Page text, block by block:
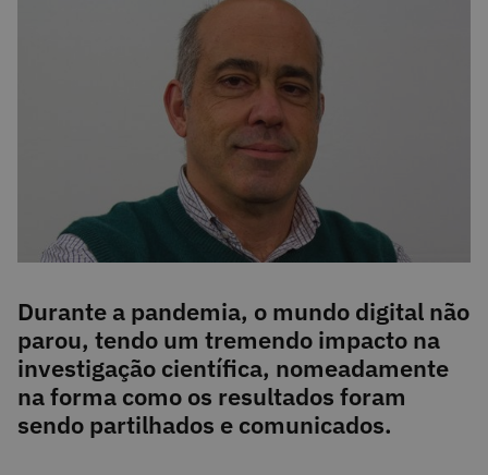
Durante a pandemia, o mundo digital não
parou, tendo um tremendo impacto na
investigação científica, nomeadamente
na forma como os resultados foram
sendo partilhados e comunicados.